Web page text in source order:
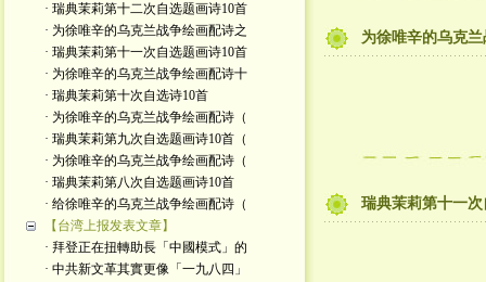
· 瑞典茉莉第十二次自选题画诗10首
· 为徐唯辛的乌克兰战争绘画配诗之
· 瑞典茉莉第十一次自选题画诗10首
· 为徐唯辛的乌克兰战争绘画配诗十
· 瑞典茉莉第十次自选诗10首
· 为徐唯辛的乌克兰战争绘画配诗（
· 瑞典茉莉第九次自选题画诗10首（
· 为徐唯辛的乌克兰战争绘画配诗（
· 瑞典茉莉第八次自选题画诗10首
· 给徐唯辛的乌克兰战争绘画配诗（
【台湾上报发表文章】
· 拜登正在扭轉助長「中國模式」的
· 中共新文革其實更像「一九八四」
为徐唯辛的乌克
瑞典茉莉第十一